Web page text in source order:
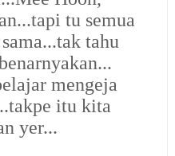
tu semua
tahu
mengeja
itu kita
yer...